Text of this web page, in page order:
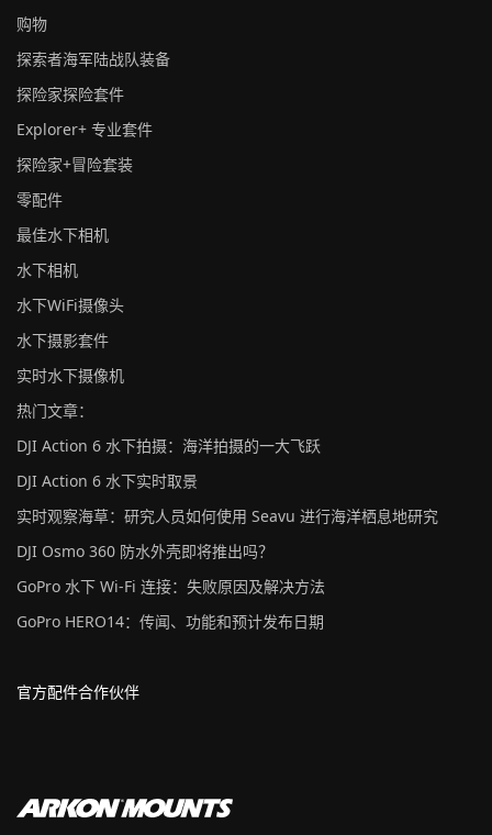
购物
探索者海军陆战队装备
探险家探险套件
Explorer+ 专业套件
探险家+冒险套装
零配件
最佳水下相机
水下相机
水下WiFi摄像头
水下摄影套件
实时水下摄像机
热门文章：
DJI Action 6 水下拍摄：海洋拍摄的一大飞跃
DJI Action 6 水下实时取景
实时观察海草：研究人员如何使用 Seavu 进行海洋栖息地研究
DJI Osmo 360 防水外壳即将推出吗？
GoPro 水下 Wi-Fi 连接：失败原因及解决方法
GoPro HERO14：传闻、功能和预计发布日期
官方配件合作伙伴